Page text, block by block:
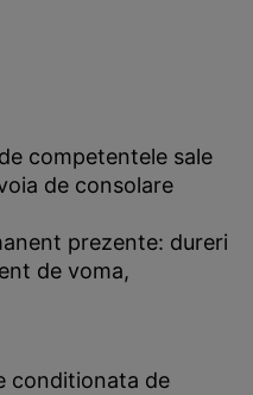
competentele sale
de consolare
prezente: dureri
de voma,
conditionata de